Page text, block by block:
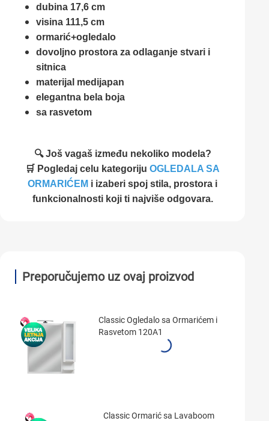
dubina 17,6 cm
visina 111,5 cm
ormarić+ogledalo
dovoljno prostora za odlaganje stvari i
sitnica
materijal medijapan
elegantna bela boja
sa rasvetom
🔍 Još vagaš između nekoliko modela?
🛒 Pogledaj celu kategoriju OGLEDALA SA
ORMARIĆEM i izaberi spoj stila, prostora i
funkcionalnosti koji ti najviše odgovara.
Preporučujemo uz ovaj proizvod
Classic Ogledalo sa Ormarićem i
Rasvetom 120A1
Classic Ormarić sa Lavaboom